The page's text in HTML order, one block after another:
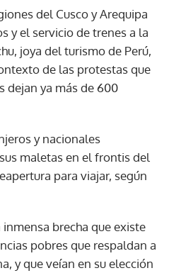
del Cusco y Arequipa
y el servicio de trenes a la
joya del turismo de Perú,
de las protestas que
dejan ya más de 600
y nacionales
maletas en el frontis del
para viajar, según
brecha que existe
pobres que respaldan a
y que veían en su elección